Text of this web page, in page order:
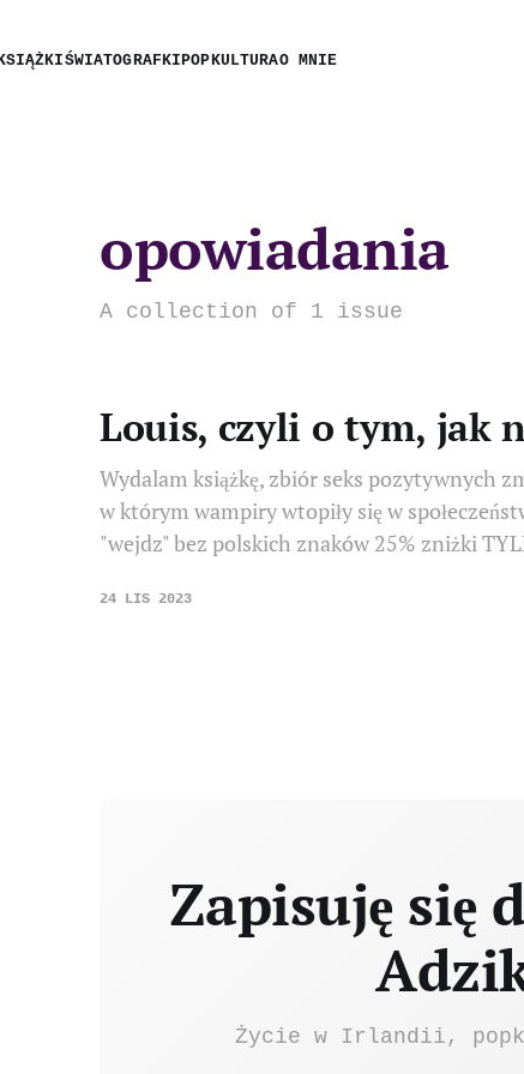
ŚWIATOGRAFKIPOPKULTURAO MNIE
opowiadania
A collection of 1 issue
Louis, czyli o tym, jak
Wydalam książkę, zbiór seks pozytywnych
w którym wampiry wtopiły się w
"wejdz" bez polskich znaków 25% zniżki
24 LIS 2023
Zapisuję się
Życie w Irlandii,